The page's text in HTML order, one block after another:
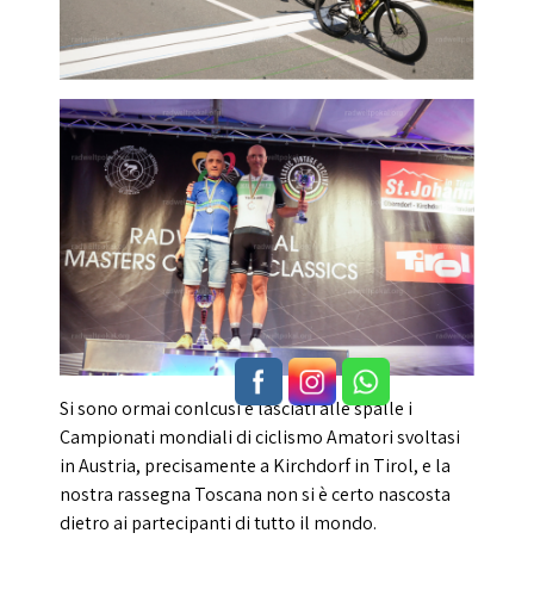
Si sono ormai conlcusi e lasciati alle spalle i
Campionati mondiali di ciclismo Amatori svoltasi
in Austria, precisamente a Kirchdorf in Tirol, e la
nostra rassegna Toscana non si è certo nascosta
dietro ai partecipanti di tutto il mondo.